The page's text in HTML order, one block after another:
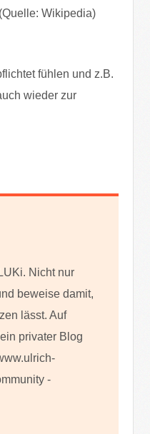
(Quelle: Wikipedia)
fühlen und z.B.
wieder zur
Nicht nur
beweise damit,
lässt. Auf
privater Blog
-